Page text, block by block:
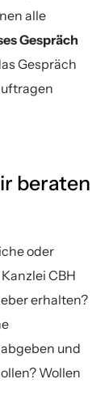
alle
Gespräch
Gespräch
beraten
oder
CBH
erhalten?
und
Wollen